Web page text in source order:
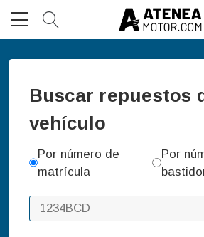
Buscar repuestos
vehículo
Por número de
matrícula
Por